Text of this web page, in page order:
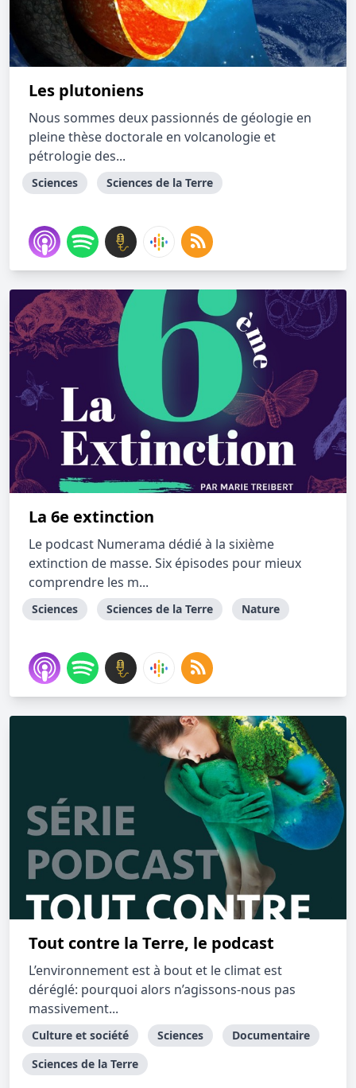
Les plutoniens
Nous sommes deux passionnés de géologie en
pleine thèse doctorale en volcanologie et
pétrologie des...
Sciences Sciences de la Terre
La 6e extinction
Le podcast Numerama dédié à la sixième
extinction de masse. Six épisodes pour mieux
comprendre les m...
Sciences Sciences de la Terre Nature
Tout contre la Terre, le podcast
L’environnement est à bout et le climat est
déréglé: pourquoi alors n’agissons-nous pas
massivement...
Culture et société Sciences
Documentaire
Sciences de la Terre